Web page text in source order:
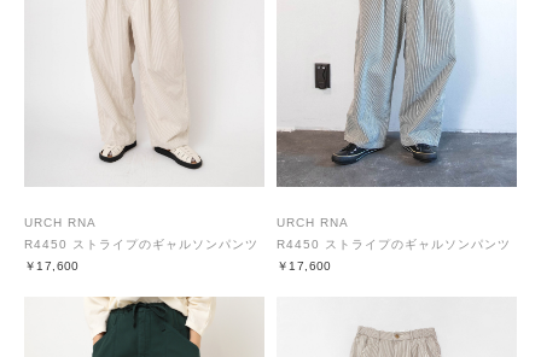
URCH RNA
R4450 ストライプのギャルソンパンツ
￥17,600
URCH RNA
R4450 ストライプのギャルソンパンツ
￥17,600